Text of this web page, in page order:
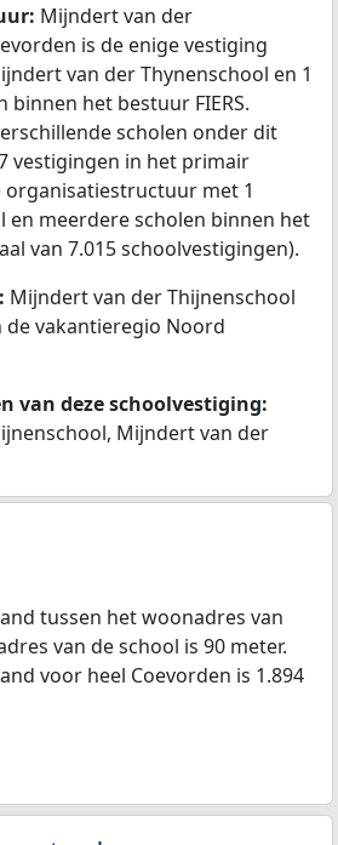
Mijndert van der
is de enige vestiging
van der Thynenschool en 1
binnen het bestuur FIERS.
scholen onder dit
vestigingen in het primair
met 1
en meerdere scholen binnen het
van 7.015 schoolvestigingen).
Mijndert van der Thijnenschool
de vakantieregio Noord
van deze schoolvestiging:
Mijndert van der
tussen het woonadres van
van de school is 90 meter.
voor heel Coevorden is 1.894